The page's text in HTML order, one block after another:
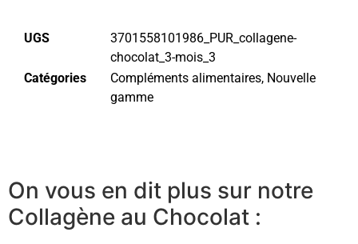
UGS
3701558101986_PUR_collagene-
chocolat_3-mois_3
Catégories
Compléments alimentaires, Nouvelle
gamme
On vous en dit plus sur notre
Collagène au Chocolat :